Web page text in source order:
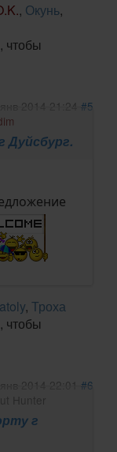
, Окунь,
, чтобы
янв 2014 21:24 #5
Дуйсбург.
, Троха
, чтобы
янв 2014 22:01
#6
г